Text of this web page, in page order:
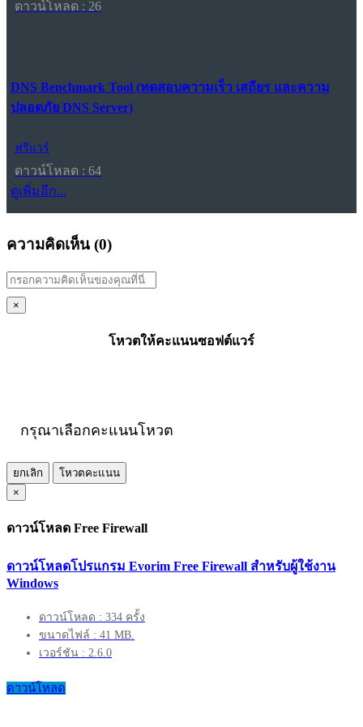
ดาวน์โหลด : 26
DNS Benchmark Tool (ทดสอบความเร็ว เสถียร และความ
ปลอดภัย DNS Server)
ฟรีแวร์
ดาวน์โหลด : 64
ดูเพิ่มอีก...
ความคิดเห็น (0)
×
โหวตให้คะแนนซอฟต์แวร์
กรุณาเลือกคะแนนโหวต
ยกเลิก
โหวตคะแนน
×
ดาวน์โหลด Free Firewall
ดาวน์โหลดโปรแกรม Evorim Free Firewall สำหรับผู้ใช้งาน
Windows
ดาวน์โหลด : 334 ครั้ง
ขนาดไฟล์ : 41 MB.
เวอร์ชัน : 2.6.0
ดาวน์โหลด